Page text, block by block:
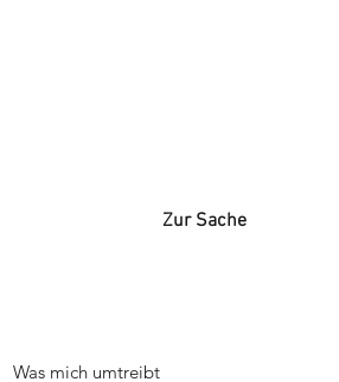
Zur Sache
Was mich umtreibt